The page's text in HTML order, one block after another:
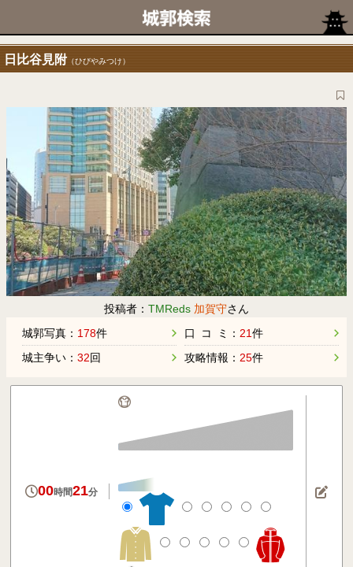
日比谷見附（ひびやみつけ）
投稿者： TMReds 加賀守さん
城郭写真： 178件
城主争い： 32回
口 コ ミ： 21件
攻略情報： 25件
00時間21分